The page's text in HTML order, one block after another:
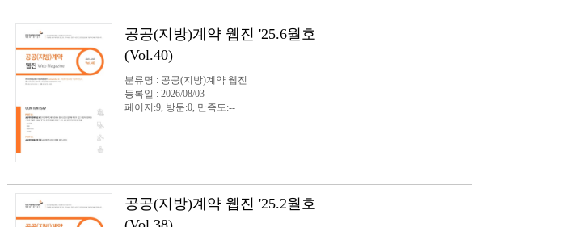
공공(지방)계약 웹진 '25.6월호
(Vol.40)
분류명 : 공공(지방)계약 웹진
등록일 : 2026/08/03
페이지:9, 방문:0, 만족도:--
공공(지방)계약 웹진 '25.2월호